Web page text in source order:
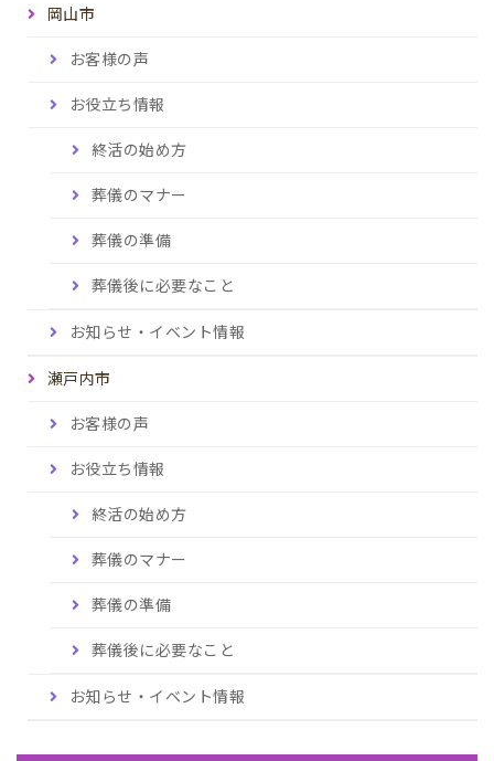
岡山市
お客様の声
お役立ち情報
終活の始め方
葬儀のマナー
葬儀の準備
葬儀後に必要なこと
お知らせ・イベント情報
瀬戸内市
お客様の声
お役立ち情報
終活の始め方
葬儀のマナー
葬儀の準備
葬儀後に必要なこと
お知らせ・イベント情報